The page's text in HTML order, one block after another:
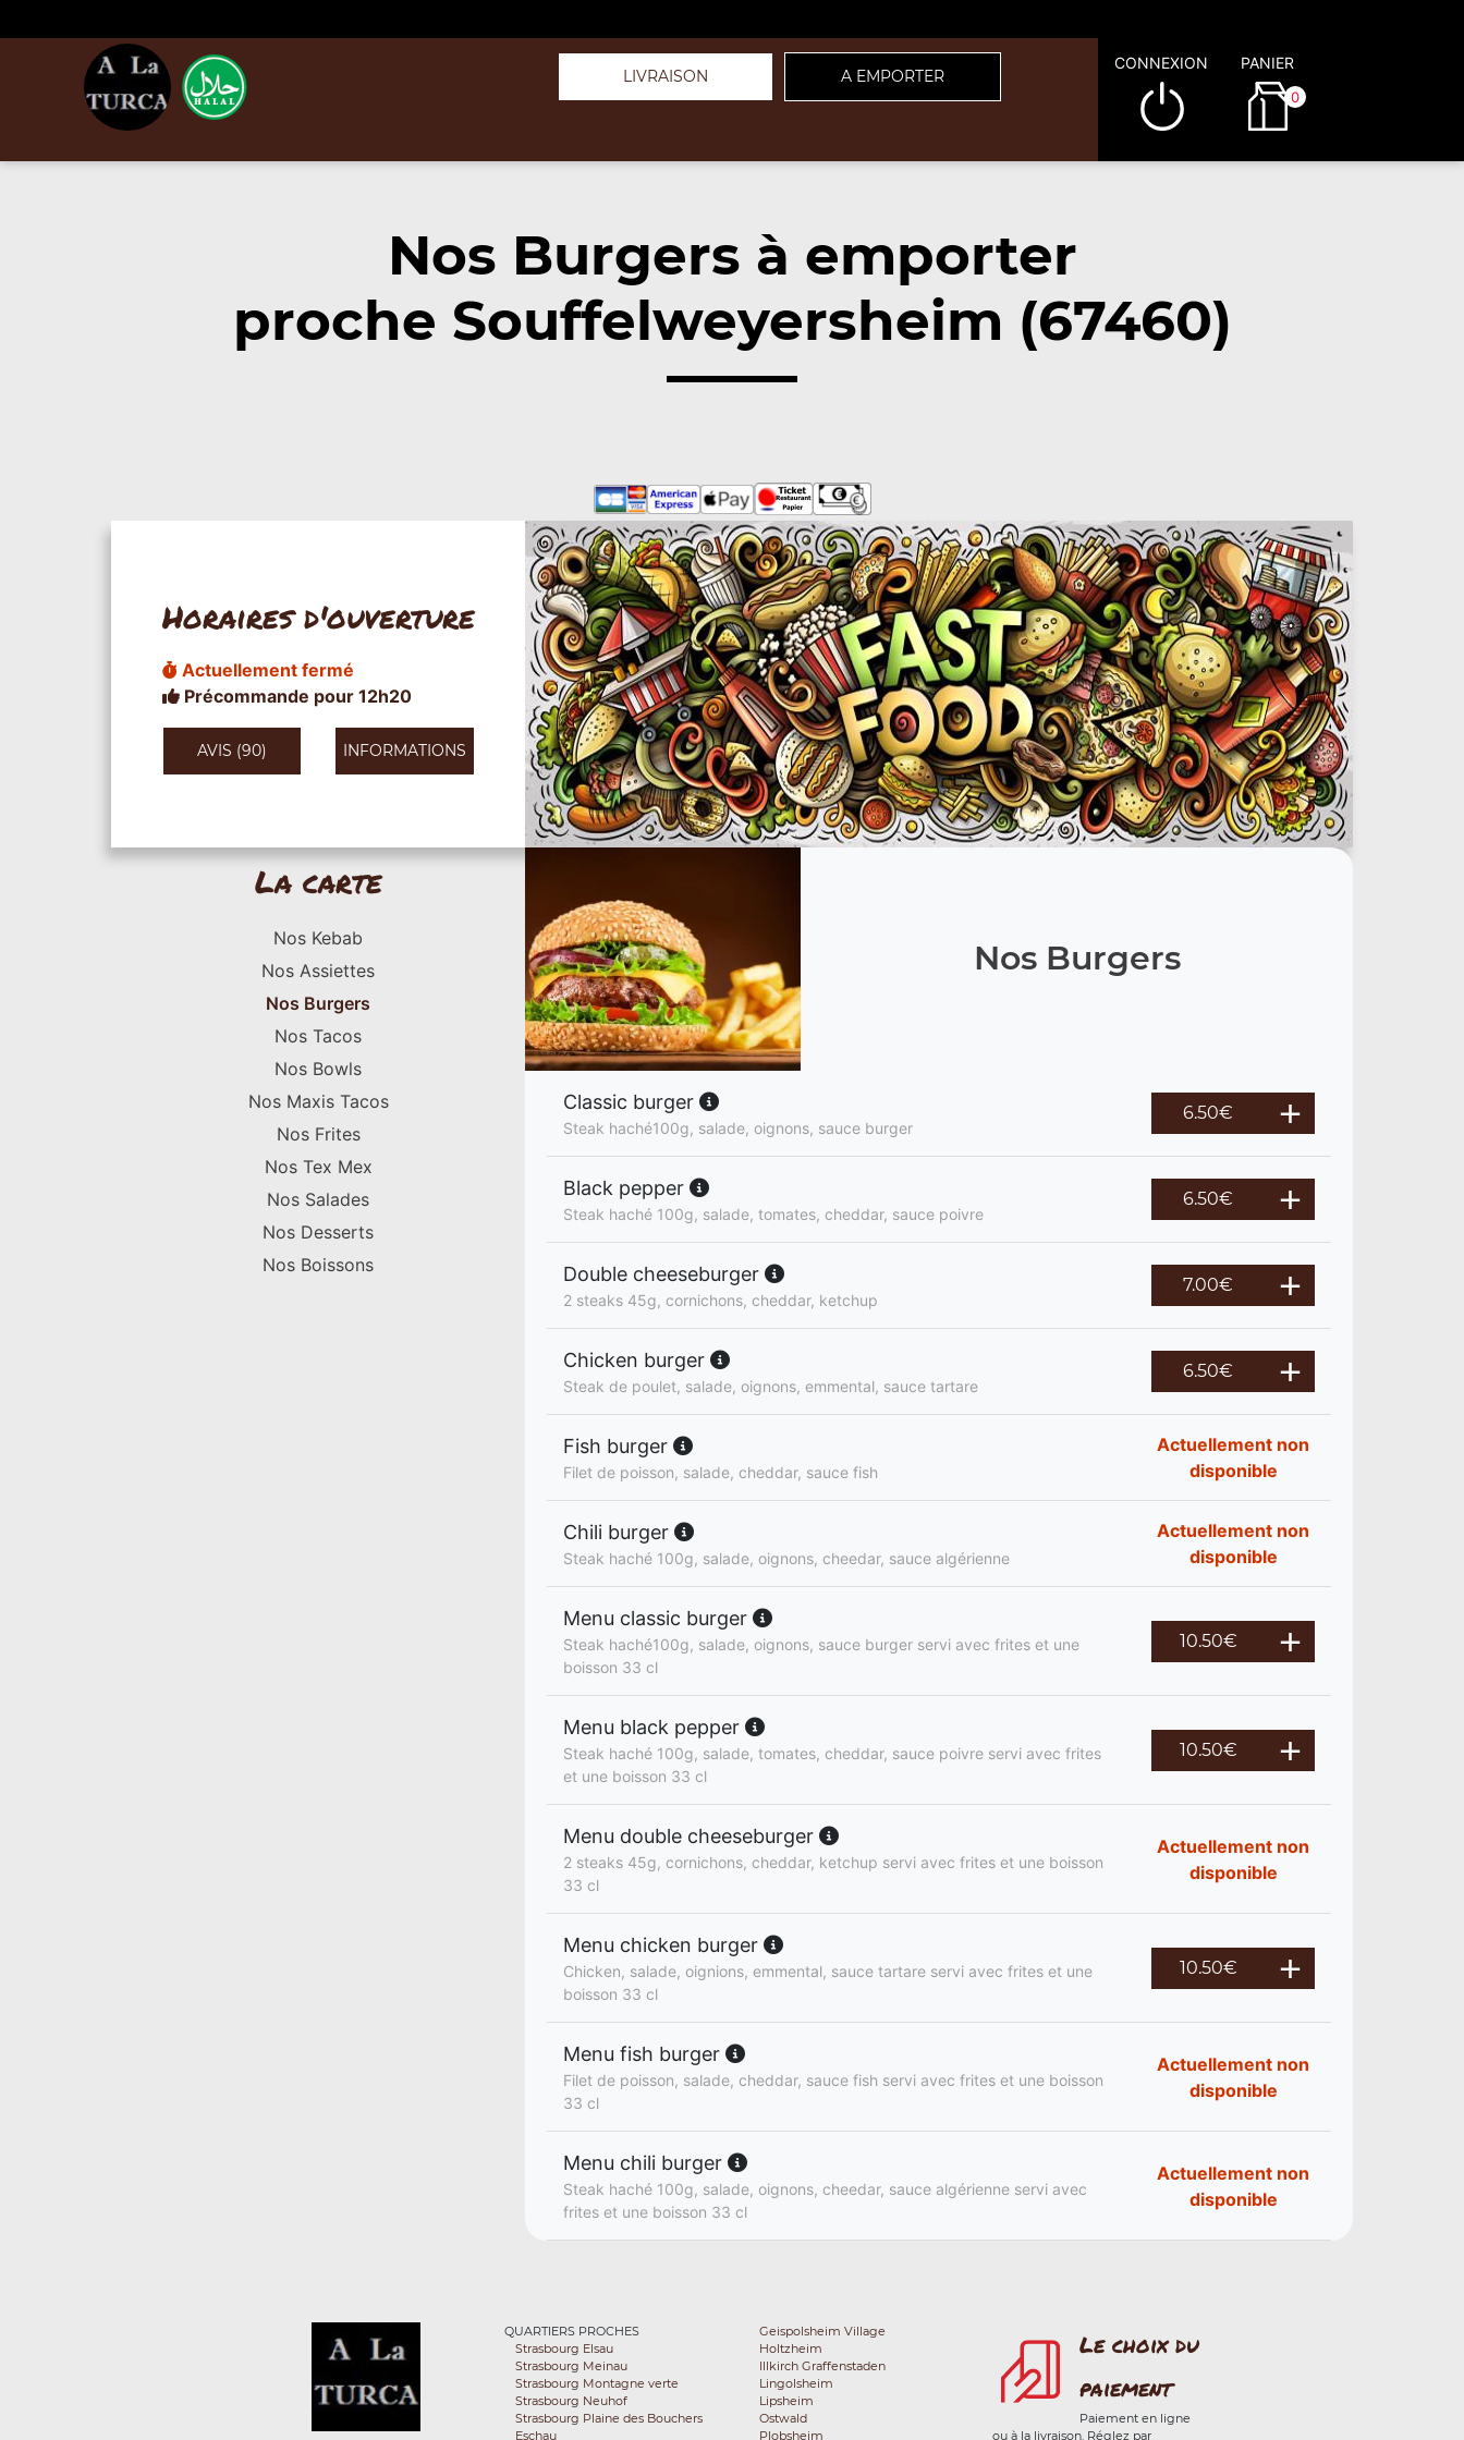
LIVRAISON A EMPORTER
CONNEXION PANIER
0
Nos Burgers à emporter
proche Souffelweyersheim (67460)
Horaires d'ouverture
Actuellement fermé
Précommande pour 12h20
AVIS (90) INFORMATIONS
La carte
Nos Kebab
Nos Assiettes
Nos Burgers
Nos Tacos
Nos Bowls
Nos Maxis Tacos
Nos Frites
Nos Tex Mex
Nos Salades
Nos Desserts
Nos Boissons
Nos Burgers
Classic burger
Steak haché100g, salade, oignons, sauce burger
6.50€
Black pepper
Steak haché 100g, salade, tomates, cheddar, sauce poivre
6.50€
Double cheeseburger
2 steaks 45g, cornichons, cheddar, ketchup
7.00€
Chicken burger
Steak de poulet, salade, oignons, emmental, sauce tartare
6.50€
Fish burger
Filet de poisson, salade, cheddar, sauce fish
Actuellement non
disponible
Chili burger
Steak haché 100g, salade, oignons, cheedar, sauce algérienne
Actuellement non
disponible
Menu classic burger
Steak haché100g, salade, oignons, sauce burger servi avec frites et une
boisson 33 cl
10.50€
Menu black pepper
Steak haché 100g, salade, tomates, cheddar, sauce poivre servi avec frites
et une boisson 33 cl
10.50€
Menu double cheeseburger
2 steaks 45g, cornichons, cheddar, ketchup servi avec frites et une boisson
33 cl
Actuellement non
disponible
Menu chicken burger
Chicken, salade, oignions, emmental, sauce tartare servi avec frites et une
boisson 33 cl
10.50€
Menu fish burger
Filet de poisson, salade, cheddar, sauce fish servi avec frites et une boisson
33 cl
Actuellement non
disponible
Menu chili burger
Steak haché 100g, salade, oignons, cheedar, sauce algérienne servi avec
frites et une boisson 33 cl
Actuellement non
disponible
QUARTIERS PROCHES
Strasbourg Elsau
Strasbourg Meinau
Strasbourg Montagne verte
Strasbourg Neuhof
Strasbourg Plaine des Bouchers
Eschau
Geispolsheim Village
Holtzheim
Illkirch Graffenstaden
Lingolsheim
Lipsheim
Ostwald
Plobsheim
Le choix du
paiement
Paiement en ligne
ou à la livraison. Réglez par